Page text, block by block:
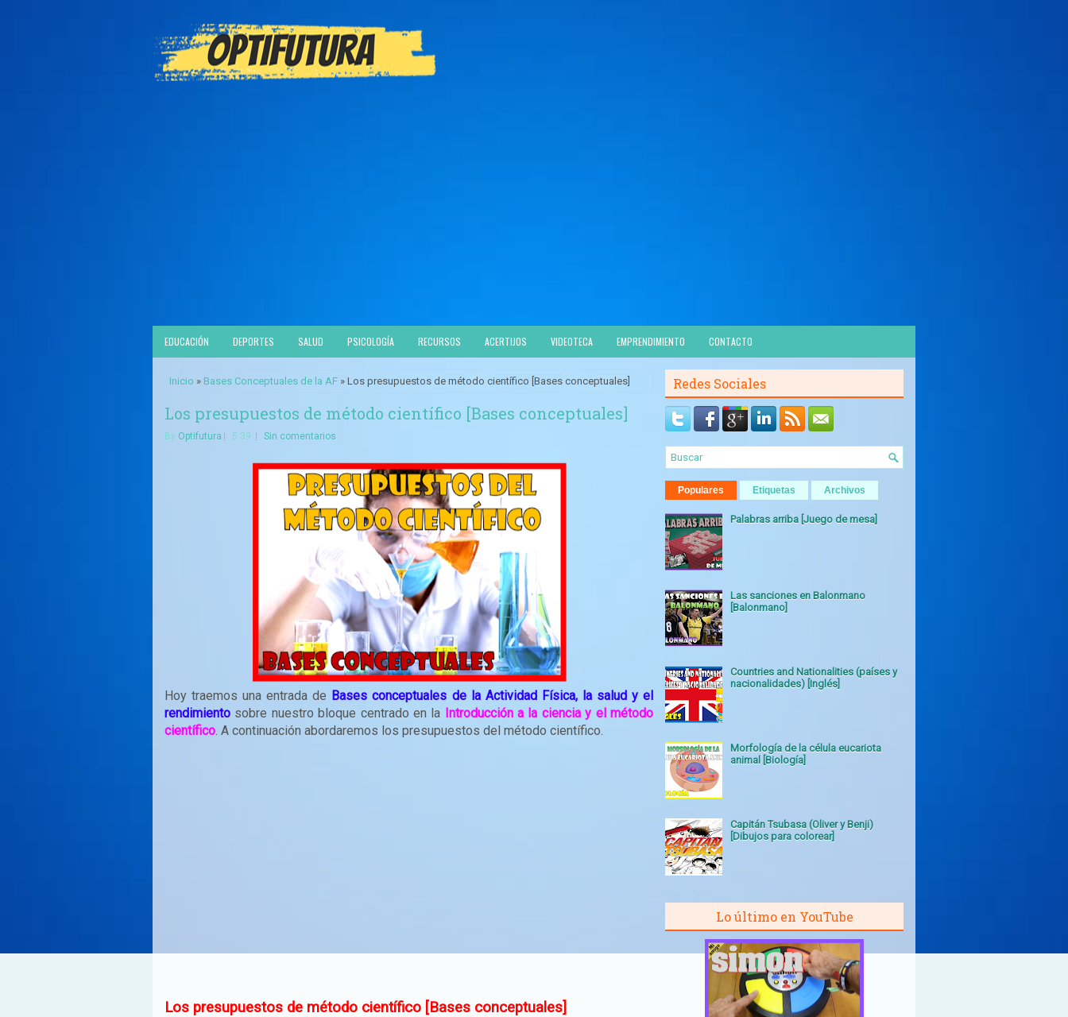
EDUCACIÓN DEPORTES SALUD PSICOLOGÍA RECURSOS ACERTIJOS VIDEOTECA EMPRENDIMIENTO CONTACTO
Inicio » Bases Conceptuales de la AF » Los presupuestos de método científico [Bases conceptuales]
Los presupuestos de método científico [Bases conceptuales]
By Optifutura 5:39 Sin comentarios
Hoy traemos una entrada de Bases conceptuales de la Actividad Física, la salud y el
rendimiento sobre nuestro bloque centrado en la Introducción a la ciencia y el método
científico. A continuación abordaremos los presupuestos del método científico.
Los presupuestos de método científico [Bases conceptuales]
Redes Sociales
Populares Etiquetas Archivos
Palabras arriba [Juego de mesa]
Las sanciones en Balonmano
[Balonmano]
Countries and Nationalities (países y
nacionalidades) [Inglés]
Morfología de la célula eucariota
animal [Biología]
Capitán Tsubasa (Oliver y Benji)
[Dibujos para colorear]
Lo último en YouTube